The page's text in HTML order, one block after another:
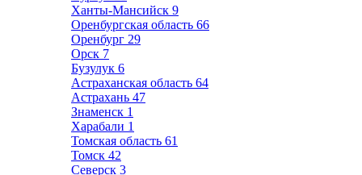
Ханты-Мансийск 9
Оренбургская область 66
Оренбург 29
Орск 7
Бузулук 6
Астраханская область 64
Астрахань 47
Знаменск 1
Харабали 1
Томская область 61
Томск 42
Северск 3